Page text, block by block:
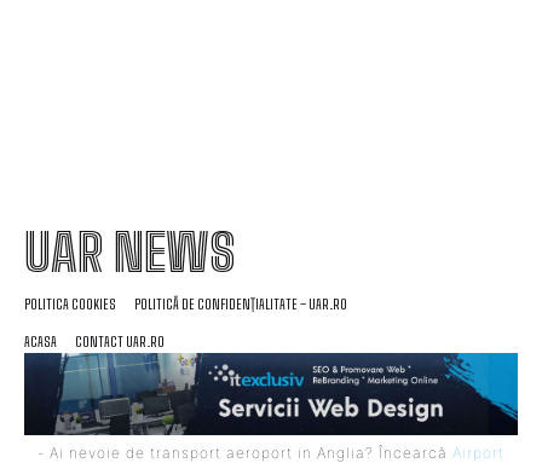
UAR NEWS
POLITICA COOKIES POLITICĂ DE CONFIDENȚIALITATE – UAR.RO
ACASA CONTACT UAR.RO
- Ai nevoie de transport aeroport in Anglia? Încearcă Airport